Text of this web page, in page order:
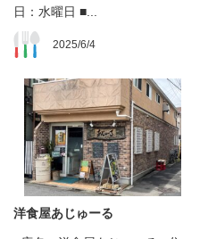
日：水曜日 ■...
2025/6/4
洋食屋あじゅーる